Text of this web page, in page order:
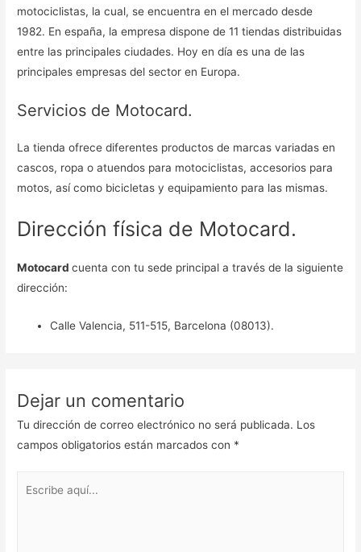
motociclistas, la cual, se encuentra en el mercado desde
1982. En españa, la empresa dispone de 11 tiendas distribuidas
entre las principales ciudades. Hoy en día es una de las
principales empresas del sector en Europa.
Servicios de Motocard.
La tienda ofrece diferentes productos de marcas variadas en
cascos, ropa o atuendos para motociclistas, accesorios para
motos, así como bicicletas y equipamiento para las mismas.
Dirección física de Motocard.
Motocardcuenta con tu sede principal a través de la siguiente
dirección:
Calle Valencia, 511-515, Barcelona (08013).
Dejar un comentario
Tu dirección de correo electrónico no será publicada. Los
campos obligatorios están marcados con *